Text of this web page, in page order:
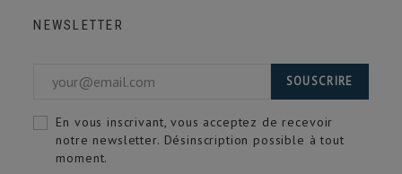
NEWSLETTER
SOUSCRIRE
En vous inscrivant, vous acceptez de recevoir
notre newsletter. Désinscription possible à tout
moment.